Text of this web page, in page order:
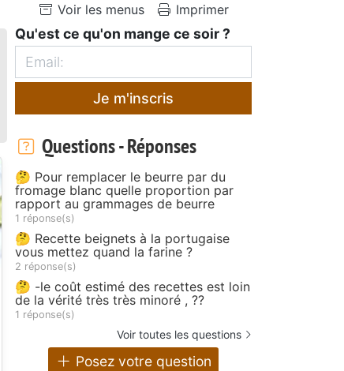
Voir les menus
Imprimer
Qu'est ce qu'on mange ce soir ?
Je m'inscris
Questions - Réponses
🤔 Pour remplacer le beurre par du
fromage blanc quelle proportion par
rapport au grammages de beurre
1 réponse(s)
🤔 Recette beignets à la portugaise
vous mettez quand la farine ?
2 réponse(s)
🤔 -le coût estimé des recettes est loin
de la vérité très très minoré , ??
1 réponse(s)
Voir toutes les questions
Posez votre question